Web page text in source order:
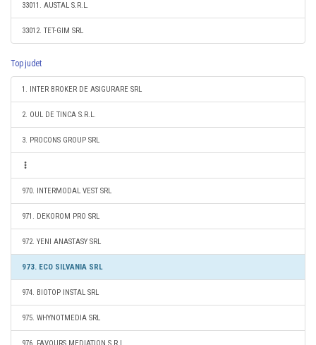
33011. AUSTAL S.R.L.
33012. TET-GIM SRL
Top judet
1. INTER BROKER DE ASIGURARE SRL
2. OUL DE TINCA S.R.L.
3. PROCONS GROUP SRL
970. INTERMODAL VEST SRL
971. DEKOROM PRO SRL
972. YENI ANASTASY SRL
973. ECO SILVANIA SRL
974. BIOTOP INSTAL SRL
975. WHYNOTMEDIA SRL